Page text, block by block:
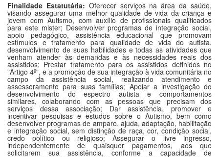
Finalidade Estatutária: Oferecer serviços na área da saúde,
visando assegurar uma melhor qualidade de vida da criança e
jovem com Autismo, com auxílio de profissionais qualificados
para este mister; Desenvolver programas de integração social,
apoio pedagógico, assistência educacional que promovam
estímulos e tratamento para qualidade de vida do autista,
desenvolvimento de suas habilidades e todas as atividades que
venham atender às demandas e às necessidades reais dos
assistidos; Prestar tratamento para os assistidos definidos no
"Artigo 4º", e a promoção de sua integração à vida comunitária no
campo da assistência social, realizando atendimento e
assessoramento para suas famílias; Apoiar a investigação do
desenvolvimento do espectro autista e comportamentos
similares, colaborando com as pessoas que precisam dos
serviços dessa associação; Dar assistência, promover e
incentivar pesquisas e estudos sobre o Autismo, bem como
desenvolver programas de amparo, ajuda, adaptação, habilitação
e integração social, sem distinção de raça, cor, condição social,
credo político ou religioso; Assegurar o livre ingresso,
independentemente de quaisquer pagamentos, aos que
solicitarem sua assistência, conforme a capacidade de